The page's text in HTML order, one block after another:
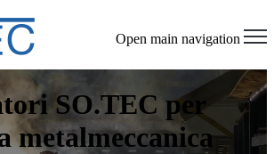
Open main navigation
SO.TEC per
metalmeccanica